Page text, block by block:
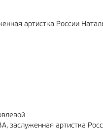
артистка России
заслуженная артистка